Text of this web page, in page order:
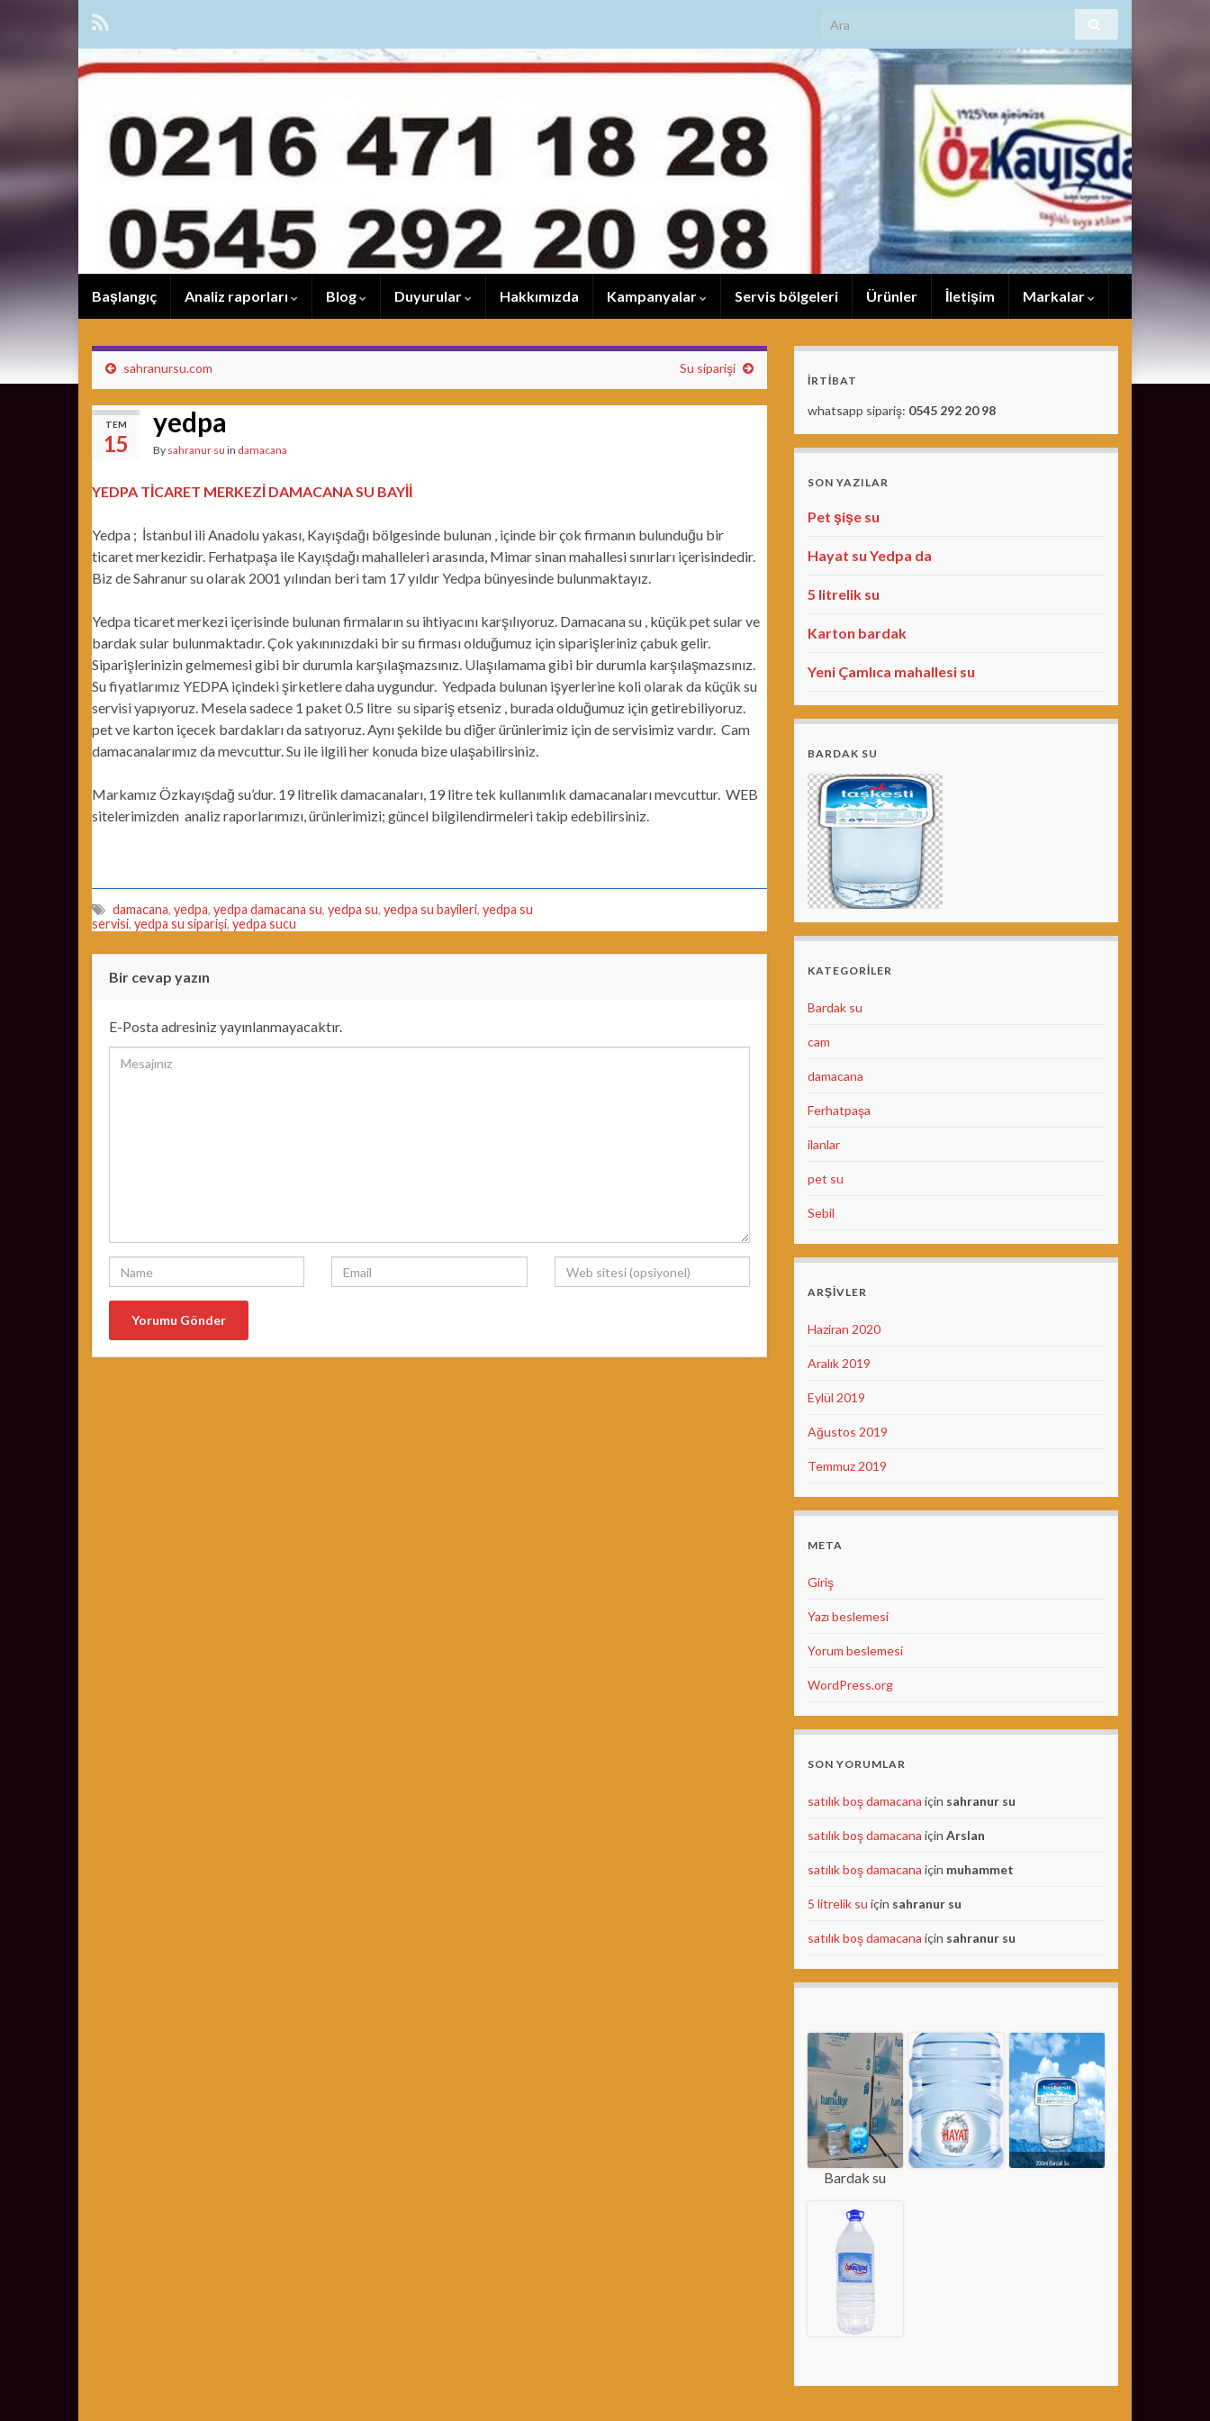
Başlangıç Analiz raporları Blog Duyurular Hakkımızda Kampanyalar Servis bölgeleri Ürünler İletişim Markalar
sahranursu.com Su siparişi
TEM
15
yedpa
By sahranur su in damacana
YEDPA TİCARET MERKEZİ DAMACANA SU BAYİİ
Yedpa ; İstanbul ili Anadolu yakası, Kayışdağı bölgesinde bulunan , içinde bir çok firmanın bulunduğu bir
ticaret merkezidir. Ferhatpaşa ile Kayışdağı mahalleleri arasında, Mimar sinan mahallesi sınırları içerisindedir.
Biz de Sahranur su olarak 2001 yılından beri tam 17 yıldır Yedpa bünyesinde bulunmaktayız.
Yedpa ticaret merkezi içerisinde bulunan firmaların su ihtiyacını karşılıyoruz. Damacana su , küçük pet sular ve
bardak sular bulunmaktadır. Çok yakınınızdaki bir su firması olduğumuz için siparişleriniz çabuk gelir.
Siparişlerinizin gelmemesi gibi bir durumla karşılaşmazsınız. Ulaşılamama gibi bir durumla karşılaşmazsınız.
Su fiyatlarımız YEDPA içindeki şirketlere daha uygundur. Yedpada bulunan işyerlerine koli olarak da küçük su
servisi yapıyoruz. Mesela sadece 1 paket 0.5 litre su sipariş etseniz , burada olduğumuz için getirebiliyoruz.
pet ve karton içecek bardakları da satıyoruz. Aynı şekilde bu diğer ürünlerimiz için de servisimiz vardır. Cam
damacanalarımız da mevcuttur. Su ile ilgili her konuda bize ulaşabilirsiniz.
Markamız Özkayışdağ su’dur. 19 litrelik damacanaları, 19 litre tek kullanımlık damacanaları mevcuttur. WEB
sitelerimizden analiz raporlarımızı, ürünlerimizi; güncel bilgilendirmeleri takip edebilirsiniz.
damacana, yedpa, yedpa damacana su, yedpa su, yedpa su bayileri, yedpa su
servisi, yedpa su siparişi, yedpa sucu
Bir cevap yazın
E-Posta adresiniz yayınlanmayacaktır.
İRTİBAT
whatsapp sipariş: 0545 292 20 98
SON YAZILAR
Pet şişe su
Hayat su Yedpa da
5 litrelik su
Karton bardak
Yeni Çamlıca mahallesi su
BARDAK SU
KATEGORILER
Bardak su
cam
damacana
Ferhatpaşa
ilanlar
pet su
Sebil
ARŞIVLER
Haziran 2020
Aralık 2019
Eylül 2019
Ağustos 2019
Temmuz 2019
META
Giriş
Yazı beslemesi
Yorum beslemesi
WordPress.org
SON YORUMLAR
satılık boş damacana için sahranur su
satılık boş damacana için Arslan
satılık boş damacana için muhammet
5 litrelik su için sahranur su
satılık boş damacana için sahranur su
Bardak su